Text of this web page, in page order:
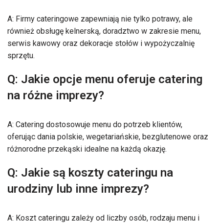
A: Firmy cateringowe zapewniają nie tylko potrawy, ale
również obsługę kelnerską, doradztwo w zakresie menu,
serwis kawowy oraz dekoracje stołów i wypożyczalnię
sprzętu.
Q: Jakie opcje menu oferuje catering
na różne imprezy?
A: Catering dostosowuje menu do potrzeb klientów,
oferując dania polskie, wegetariańskie, bezglutenowe oraz
różnorodne przekąski idealne na każdą okazję.
Q: Jakie są koszty cateringu na
urodziny lub inne imprezy?
A: Koszt cateringu zależy od liczby osób, rodzaju menu i